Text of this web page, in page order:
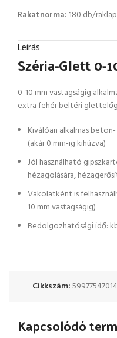
Rakatnorma: 180 db/raklap
Leírás
Széria-Glett 0-
0-10 mm vastagságig
extra fehér beltéri
Kiválóan alkalmas
(akár 0 mm-ig kihúzva)
Jól használható
hézagolására,
Vakolatként is
10 mm vastagságig)
Bedolgozhatósági idő:
Cikkszám:
Kapcsolódó